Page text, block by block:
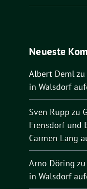
Neueste
Albert Demlzu
in Walsdorf
Sven Rupp zu
Frensdorf und
Carmen Lang
Arno Döring zu
in Walsdorf